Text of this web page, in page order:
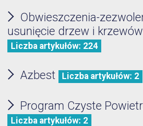
Obwieszczenia-
usunięcie drzew i krzewów
Liczba artykułów: 224
Azbest Liczba artykułów: 2
Program Czyste
Liczba artykułów: 2